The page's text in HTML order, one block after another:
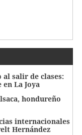
al salir de clases:
La Joya
hondureño
internacionales
Hernández